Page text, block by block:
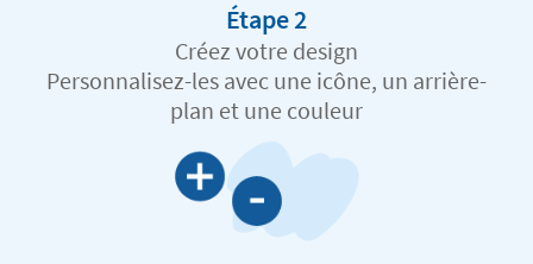
Étape 2
Créez votre design
Personnalisez-les avec une icône, un arrière-
plan et une couleur